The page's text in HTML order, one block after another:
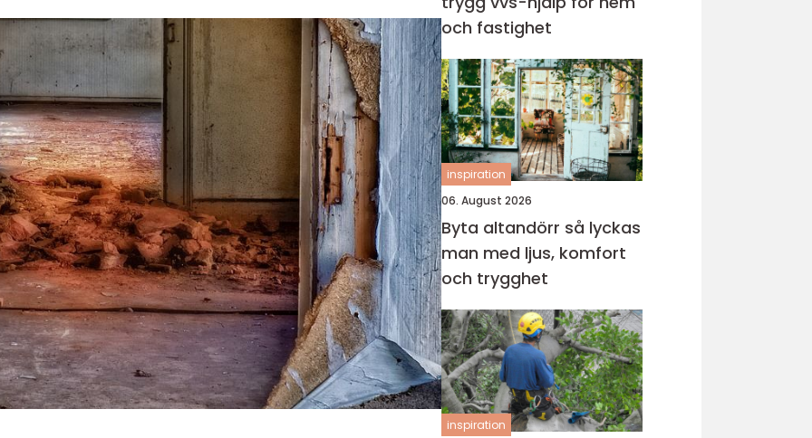
och fastighet
inspiration
06. August 2026
Byta altandörr så lyckas
man med ljus, komfort
och trygghet
inspiration